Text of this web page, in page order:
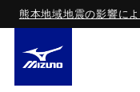
熊本地域地震の影響に